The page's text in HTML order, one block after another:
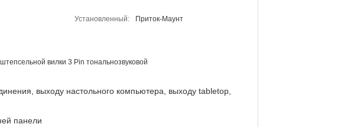
Установленный: Приток-Маунт
вилки 3 Pin тональнозвуковой
выходу настольного компьютера, выходу tabletop,
панели